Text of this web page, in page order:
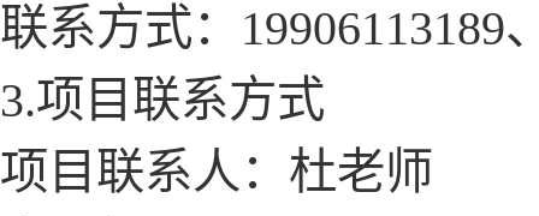
联系方式： 19906113189
3.项目联系方式
项目联系人：杜老师